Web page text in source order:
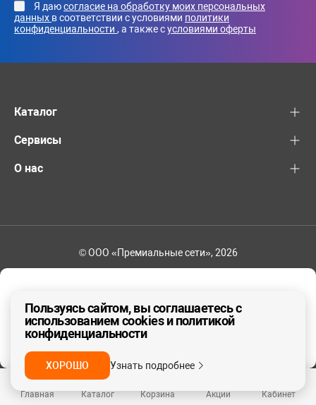
Главная Каталог Корзина Акции Кабинет
ДА, ВЕРНО
Я даюсогласие на обработку моих персональных
данных в соответствии с условиями политики
конфиденциальности , а также сусловиями оферты
Каталог
Сервисы
О нас
© ООО «Премиальные сети», 2026
Пользуясь сайтом, вы соглашаетесь с
использованием cookies и политикой
конфиденциальности
ХОРОШО Узнать подробнее